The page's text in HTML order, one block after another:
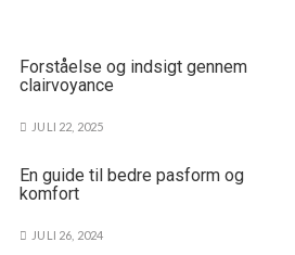
Forståelse og indsigt gennem
clairvoyance
JULI 22, 2025
En guide til bedre pasform og
komfort
JULI 26, 2024